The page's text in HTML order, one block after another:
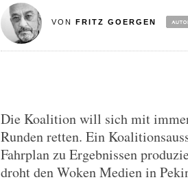
VON FRITZ GOERGEN
Die Koalition will sich mit
Runden retten. Ein
Fahrplan zu Ergebnissen
droht den Woken Medien in